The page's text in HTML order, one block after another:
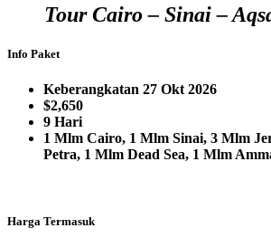
Tour Cairo – Sinai –
Info Paket
Keberangkatan 27 Okt 2026
$2,650
9 Hari
1 Mlm Cairo, 1 Mlm Sinai, 3 Mlm
Petra, 1 Mlm Dead Sea, 1 Mlm
Harga Termasuk